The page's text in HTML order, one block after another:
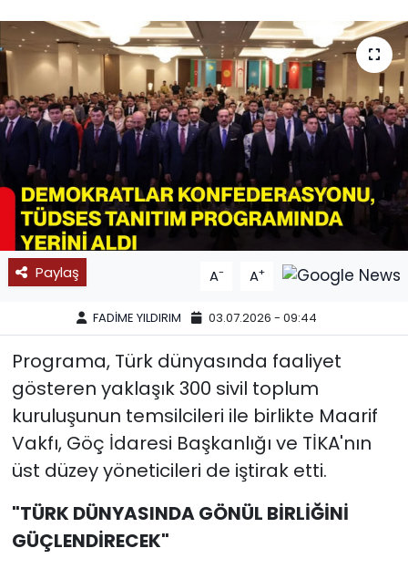
Paylaş A- A+
FADİME YILDIRIM 03.07.2026 - 09:44
Programa, Türk dünyasında faaliyet
gösteren yaklaşık 300 sivil toplum
kuruluşunun temsilcileri ile birlikte Maarif
Vakfı, Göç İdaresi Başkanlığı ve TİKA'nın
üst düzey yöneticileri de iştirak etti.
"TÜRK DÜNYASINDA GÖNÜL BİRLİĞİNİ
GÜÇLENDİRECEK"
11:11 MANŞET